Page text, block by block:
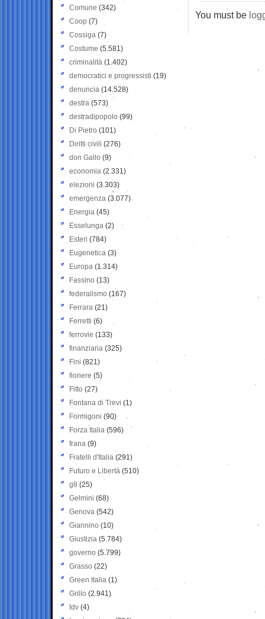
You must be
Comune (342)
Coop (7)
Cossiga (7)
Costume (5.581)
criminalità (1.402)
democratici e progressisti (19)
denuncia (14.528)
destra (573)
destradipopolo (99)
Di Pietro (101)
Diritti civili (276)
don Gallo (9)
economia (2.331)
elezioni (3.303)
emergenza (3.077)
Energia (45)
Esselunga (2)
Esteri (784)
Eugenetica (3)
Europa (1.314)
Fassino (13)
federalismo (167)
Ferrara (21)
Ferretti (6)
ferrovie (133)
finanziaria (325)
Fini (821)
fioriere (5)
Fitto (27)
Fontana di Trevi (1)
Formigoni (90)
Forza Italia (596)
frana (9)
Fratelli d'Italia (291)
Futuro e Libertà (510)
g8 (25)
Gelmini (68)
Genova (542)
Giannino (10)
Giustizia (5.784)
governo (5.799)
Grasso (22)
Green Italia (1)
Grillo (2.941)
Idv (4)